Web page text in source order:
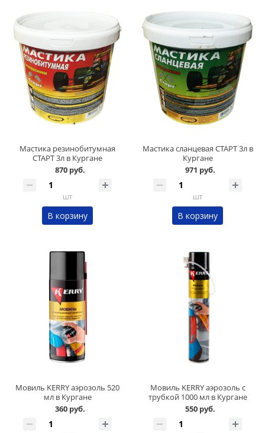
Мастика резинобитумная
СТАРТ 3л в Кургане
870 руб.
шт
В корзину
Мастика сланцевая СТАРТ 3л в
Кургане
971 руб.
шт
В корзину
Мовиль KERRY аэрозоль 520
мл в Кургане
360 руб.
Мовиль KERRY аэрозоль с
трубкой 1000 мл в Кургане
550 руб.